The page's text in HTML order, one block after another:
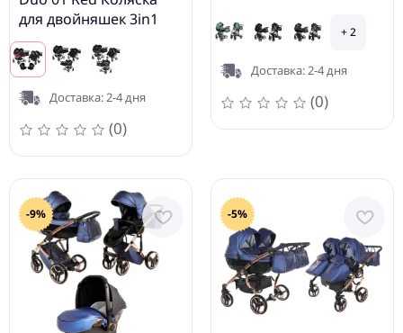
для двойняшек 3in1
Доставка: 2-4 дня
(0)
+ 2
Доставка: 2-4 дня
(0)
-9% -5%